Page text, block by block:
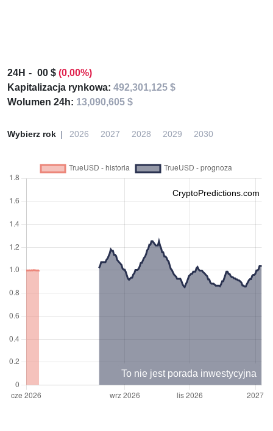
24H 00 $ (0,00%)
Kapitalizacja rynkowa: 492,301,125 $
Wolumen 24h: 13,090,605 $
Wybierz rok 2026 2027 2028 2029 2030
CryptoPredictions.com
To nie jest porada inwestycyjna